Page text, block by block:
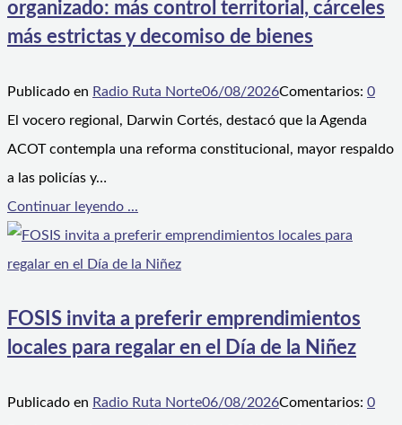
organizado: más control territorial, cárceles
más estrictas y decomiso de bienes
Publicado en Radio Ruta Norte06/08/2026Comentarios: 0
El vocero regional, Darwin Cortés, destacó que la Agenda
ACOT contempla una reforma constitucional, mayor respaldo
a las policías y…
Continuar leyendo ...
FOSIS invita a preferir emprendimientos
locales para regalar en el Día de la Niñez
Publicado en Radio Ruta Norte06/08/2026Comentarios: 0